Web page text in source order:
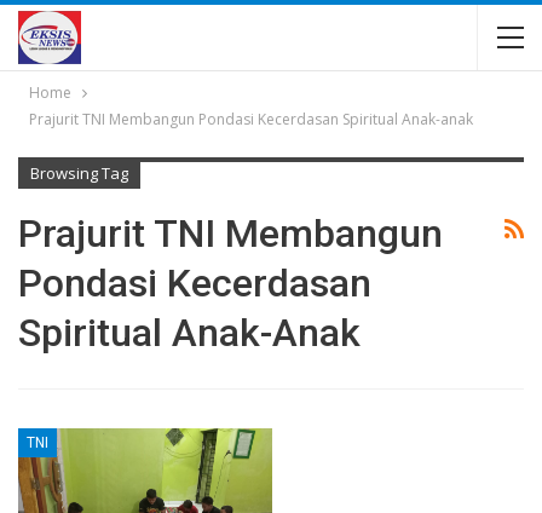
Home
Prajurit TNI Membangun Pondasi Kecerdasan Spiritual Anak-anak
Browsing Tag
Prajurit TNI Membangun
Pondasi Kecerdasan
Spiritual Anak-Anak
TNI